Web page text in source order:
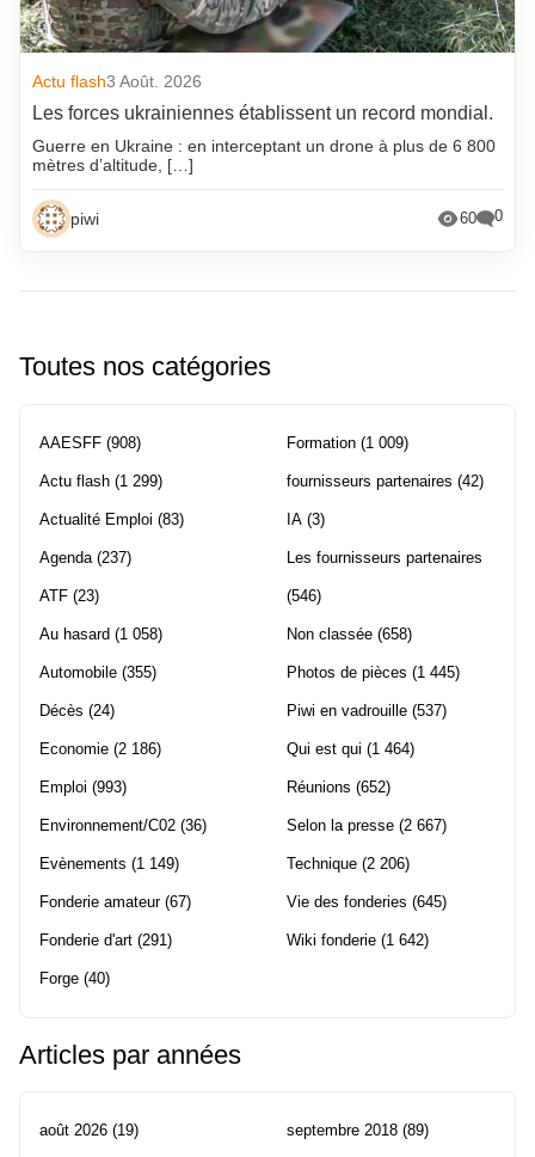
Actu flash3 Août. 2026
Les forces ukrainiennes établissent un record mondial.
Guerre en Ukraine : en interceptant un drone à plus de 6 800
mètres d’altitude, […]
piwi 60 0
Toutes nos catégories
AAESFF (908)
Actu flash (1 299)
Actualité Emploi (83)
Agenda (237)
ATF (23)
Au hasard (1 058)
Automobile (355)
Décès (24)
Economie (2 186)
Emploi (993)
Environnement/C02 (36)
Evènements (1 149)
Fonderie amateur(67)
Fonderie d'art (291)
Forge (40)
Formation (1 009)
fournisseurs partenaires (42)
IA (3)
Les fournisseurs partenaires
(546)
Non classée (658)
Photos de pièces (1 445)
Piwi en vadrouille (537)
Qui est qui (1 464)
Réunions (652)
Selon la presse (2 667)
Technique (2 206)
Vie des fonderies (645)
Wiki fonderie (1 642)
Articles par années
août 2026 (19) septembre 2018 (89)